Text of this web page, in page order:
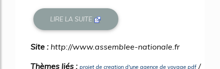
LIRE LA SUITE
Site : http://www.assemblee-nationale.fr
Thèmes liés : projet de creation d'une agence de voyage pdf /